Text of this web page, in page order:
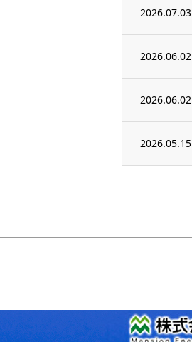
2026.07.03
2026.06.02
2026.06.02
2026.05.15